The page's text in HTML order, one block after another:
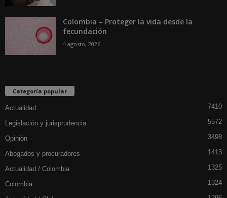
Colombia – Proteger la vida desde la
fecundación
4 agosto, 2026
Categoría popular
Actualidad 7410
Legislación y jurisprudencia 5572
Opinión 3498
Abogados y procuradores 1413
Actualidad / Colombia 1325
Colombia 1324